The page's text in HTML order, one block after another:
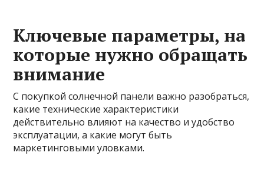
Ключевые параметры, на
которые нужно обращать
внимание
С покупкой солнечной панели важно разобраться,
какие технические характеристики
действительно влияют на качество и удобство
эксплуатации, а какие могут быть
маркетинговыми уловками.